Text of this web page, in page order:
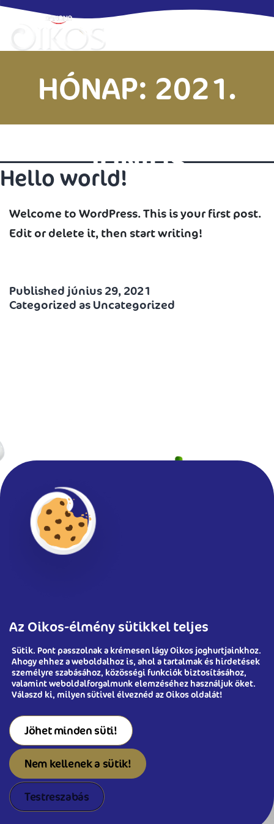
Skip
HÓNAP: 2021.
JÚNIUS
Hello world!
Welcome to WordPress. This is your first post.
Edit or delete it, then start writing!
Published június 29, 2021
Categorized asUncategorized
Copyright © Oikos | All Rights Reserved
| Terms and Conditions
Kövess minket
Az Oikos-élmény sütikkel teljes
Sütik. Pont passzolnak a krémesen lágy Oikos joghurtjainkhoz.
Ahogy ehhez a weboldalhoz is, ahol a tartalmak és hirdetések
személyre szabásához, közösségi funkciók biztosításához,
valamint weboldalforgalmunk elemzéséhez használjuk őket.
Válaszd ki, milyen sütivel élveznéd az Oikos oldalát!
Jöhet minden süti!
Nem kellenek a sütik!
Testreszabás